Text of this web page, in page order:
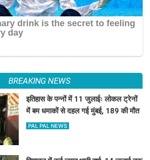
BREAKING NEWS
इतिहास के पन्नों में 11 जुलाईः लोकल ट्रेनों
में बम धमाकों से दहल गई मुंबई, 189 की मौत
PAL PAL NEWS